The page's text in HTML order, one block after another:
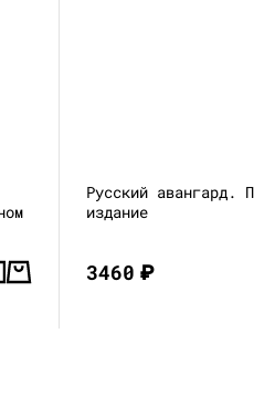
Русский авангард.
издание
3460₽